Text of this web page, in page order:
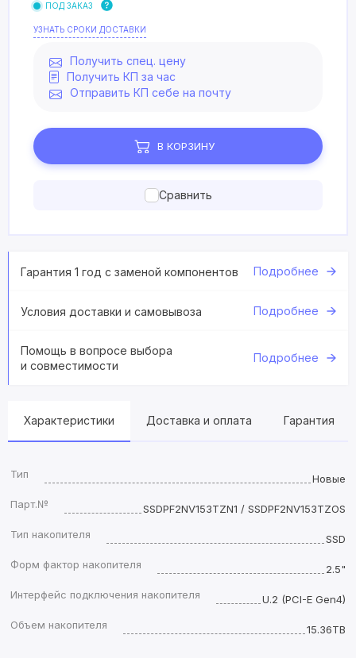
ПОД ЗАКАЗ
УЗНАТЬ СРОКИ ДОСТАВКИ
Получить спец. цену
Получить КП за час
Отправить КП себе на почту
В КОРЗИНУ
Сравнить
Гарантия 1 год с заменой компонентов Подробнее
Условия доставки и самовывоза Подробнее
Помощь в вопросе выбора
и совместимости
Подробнее
Характеристики Доставка и оплата Гарантия
Тип
Новые
Парт.№
SSDPF2NV153TZN1 / SSDPF2NV153TZOS
Тип накопителя
SSD
Форм фактор накопителя
2.5"
Интерфейс подключения накопителя
U.2 (PCI-E Gen4)
Объем накопителя
15.36TB